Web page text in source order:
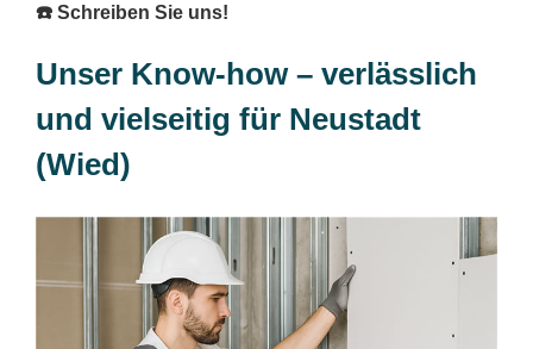
☎️ Schreiben Sie uns!
Unser Know-how – verlässlich
und vielseitig für Neustadt
(Wied)